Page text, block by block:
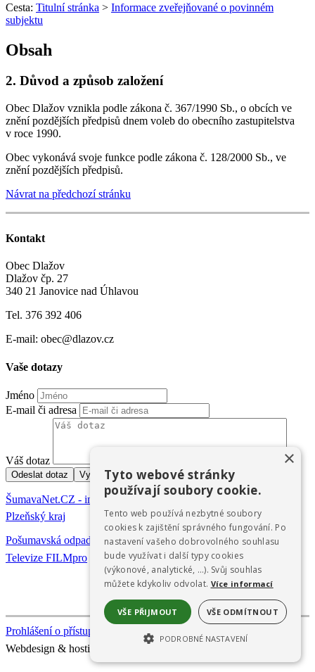
Cesta: Titulní stránka > Informace zveřejňované o povinném
subjektu
Obsah
2. Důvod a způsob založení
Obec Dlažov vznikla podle zákona č. 367/1990 Sb., o obcích ve
znění pozdějších předpisů dnem voleb do obecního zastupitelstva
v roce 1990.
Obec vykonává svoje funkce podle zákona č. 128/2000 Sb., ve
znění pozdějších předpisů.
Návrat na předchozí stránku
Kontakt
Obec Dlažov
Dlažov čp. 27
340 21 Janovice nad Úhlavou
Tel. 376 392 406
E-mail: obec@dlazov.cz
Vaše dotazy
Jméno
E-mail či adresa
Váš dotaz
ŠumavaNet.CZ - informace o regionu
Plzeňský kraj
Pošumavská odpadová s.r.o.
Televize FILMpro
Prohlášení o přístupnosti
Webdesign & hosting:
×
Tyto webové stránky
používají soubory cookie.
Tento web používá nezbytné soubory
cookies k zajištění správného fungování. Po
nastavení vašeho dobrovolného souhlasu
bude využívat i další typy cookies
(výkonové, analytické, …). Svůj souhlas
můžete kdykoliv odvolat. Více informací
VŠE PŘIJMOUT VŠE ODMÍTNOUT
PODROBNÉ NASTAVENÍ
NEZBYTNĚ NUTNÉ SOUBORY